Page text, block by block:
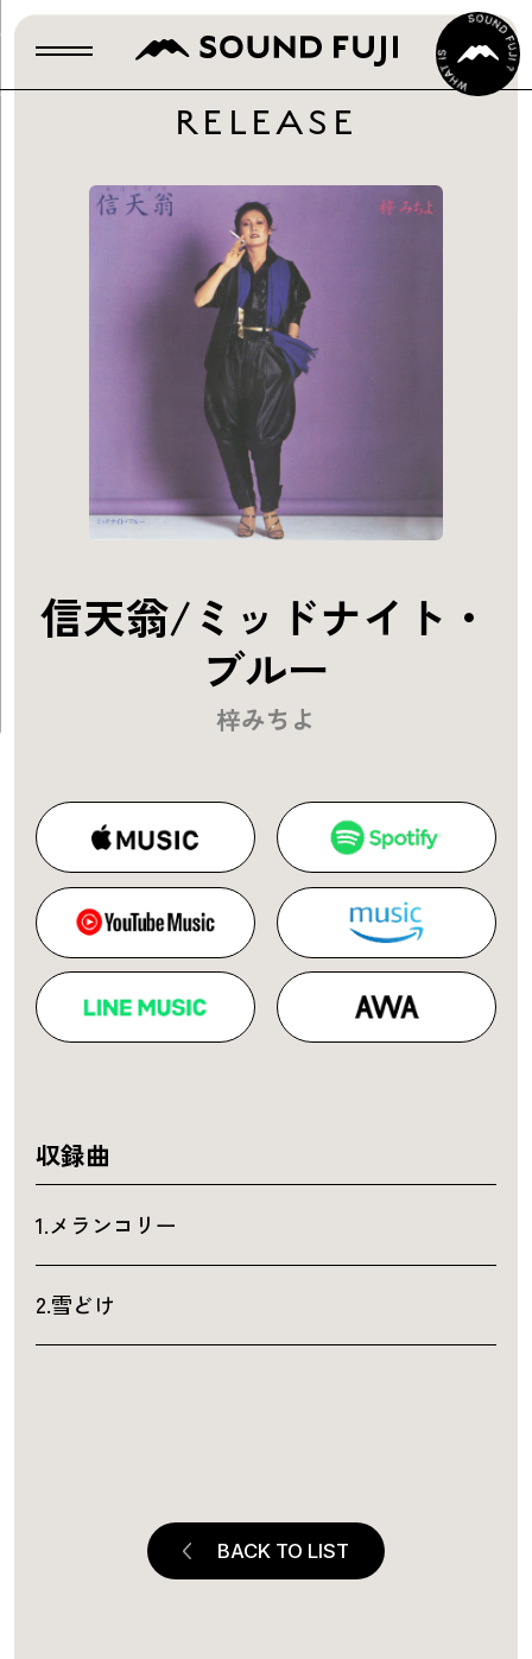
RELEASE
信天翁/ミッドナイト・
ブルー
梓みちよ
収録曲
1.メランコリー
2.雪どけ
BACK TO LIST